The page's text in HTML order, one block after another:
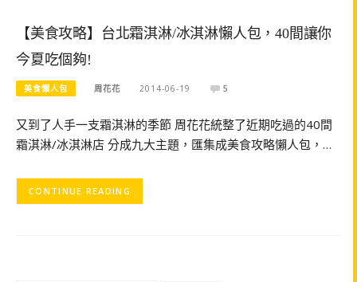
【美食攻略】台北霜淇淋/冰淇淋懶人包，40間讓你
今夏吃個夠!
美食懶人包 周花花 2014-06-19 5
又到了人手一支霜淇淋的季節 周花花統整了近期吃過的40間
霜淇淋/冰淇淋店 分成九大主題，匯集成美食攻略懶人包，…
CONTINUE READING